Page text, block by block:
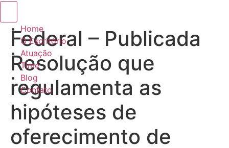
Home
O Escritório
Atuação
Time
Blog
Contato
Federal – Publicada
Resolução que
regulamenta as
hipóteses de
oferecimento de